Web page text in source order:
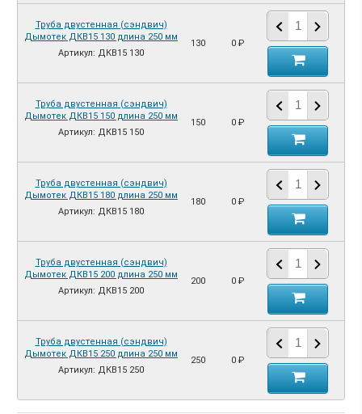
Труба двустенная (сэндвич)
Дымотек ДКВ15 130 длина 250 мм
Артикул: ДКВ15 130
130 0 ₽
Труба двустенная (сэндвич)
Дымотек ДКВ15 150 длина 250 мм
Артикул: ДКВ15 150
150 0 ₽
Труба двустенная (сэндвич)
Дымотек ДКВ15 180 длина 250 мм
Артикул: ДКВ15 180
180 0 ₽
Труба двустенная (сэндвич)
Дымотек ДКВ15 200 длина 250 мм
Артикул: ДКВ15 200
200 0 ₽
Труба двустенная (сэндвич)
Дымотек ДКВ15 250 длина 250 мм
Артикул: ДКВ15 250
250 0 ₽